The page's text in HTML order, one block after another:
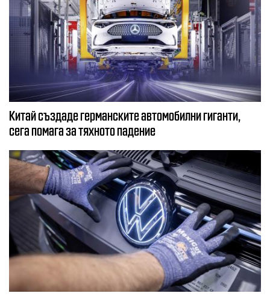
Китай създаде германските автомобилни гиганти,
сега помага за тяхното падение